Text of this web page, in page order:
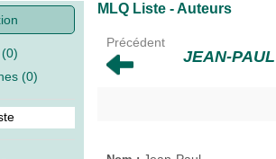
(0)
(0)
MLQ Liste - Auteurs
Précédent
JEAN-PAUL